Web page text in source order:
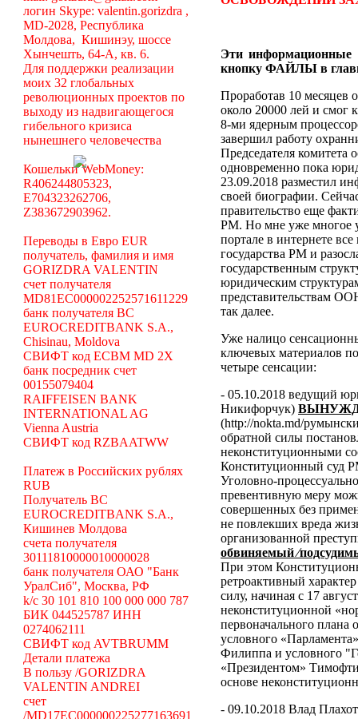
логин Skype: valentin.gorizdra ,
MD-2028, Республика
Молдова, Кишинэу, шоссе
Хынчешть, 64-А, кв. 6.
Для поддержки реализации
моих 32 глобальных
революционных проектов по
выходу из надвигающегося
гибельного кризиса
нынешнего человечества
Кошельки WebMoney:
R406244805323,
E704323262706,
Z383672903962.
Переводы в Евро EUR
получатель, фамилия и имя
GORIZDRA VALENTIN
счет получателя
MD81EC000002252571611229
банк получателя BC
EUROCREDITBANK S.A.,
Chisinau, Moldova
СВИФТ код ECBM MD 2X
банк посредник счет
00155079404
RAIFFEISEN BANK
INTERNATIONAL AG
Vienna Austria
СВИФТ код RZBAATWW
Платеж в Российских рублях
RUB
Получатель BC
EUROCREDITBANK S.A.,
Кишинев Молдова
счета получателя
30111810000010000028
банк получателя ОАО "Банк
УралСиб", Москва, РФ
k/c 30 101 810 100 000 000 787
БИК 044525787 ИНН
0274062111
СВИФТ код AVTBRUMM
Детали платежа
В пользу /GORIZDRA
VALENTIN ANDREI
счет
/MD17EC000000225277163691
Эти информационные
кнопку ФАЙЛЫ в
Проработав 10 месяцев
около 20000 лей и смог
8-ми ядерным
завершил работу
Председателя комитета
одновременно пока
23.09.2018 разместил
своей биографии.
правительство еще
РМ. Но мне уже многое
портале в интернете
государства РМ и
государственным
юридическим
представительствам
так далее.
Уже налицо
ключевых материалов
четыре сенсации:
- 05.10.2018 ведущий
Никифорчук)
(http://nokta.md/
обратной силы
неконституционными
Конституционный суд
Уголовно-
превентивную меру
совершенных без
не повлекших вреда
организованной
обвиняемый
При этом
ретроактивный
силу, начиная с 17
неконституционной
первоначального плана
условного
Филиппа и условного
«Президентом»
основе
- 09.10.2018 Влад